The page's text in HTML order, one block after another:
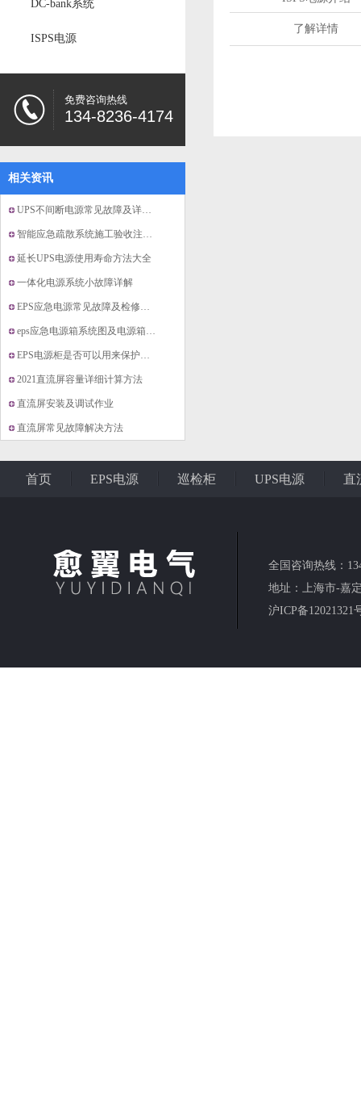
DC-bank系统
ISPS电源
免费咨询热线
134-8236-4174
相关资讯
UPS不间断电源常见故障及详细排除方法
智能应急疏散系统施工验收注意事项
延长UPS电源使用寿命方法大全
一体化电源系统小故障详解
EPS应急电源常见故障及检修注意事项
eps应急电源箱系统图及电源箱知识
EPS电源柜是否可以用来保护空调？eps电源柜的作
2021直流屏容量详细计算方法
直流屏安装及调试作业
直流屏常见故障解决方法
了解详情
首页 EPS电源 巡检柜 UPS电源 直
全国咨询热线：
地址：上海市-嘉
沪ICP备12021321